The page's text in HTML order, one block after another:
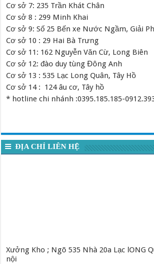
Cơ sở 7: 235 Trần Khát Chân
Cơ sở 8 : 299 Minh Khai
Cơ sở 9: Số 25 Bến xe Nước Ngầm, Giải
Cơ sở 10 : 29 Hai Bà Trưng
Cơ sở 11: 162 Nguyễn Văn Cừ, Long Biên
Cơ sở 12: đào duy tùng Đông Anh
Cơ sở 13 : 535 Lạc Long Quân, Tây Hồ
Cơ sở 14 : 124 âu cơ, Tây hồ
* hotline chi nhánh :0395.185.185-
ĐỊA CHỈ LIÊN HỆ
Xưởng Kho ; Ngõ 535 Nhà 20a Lạc lONG
nội